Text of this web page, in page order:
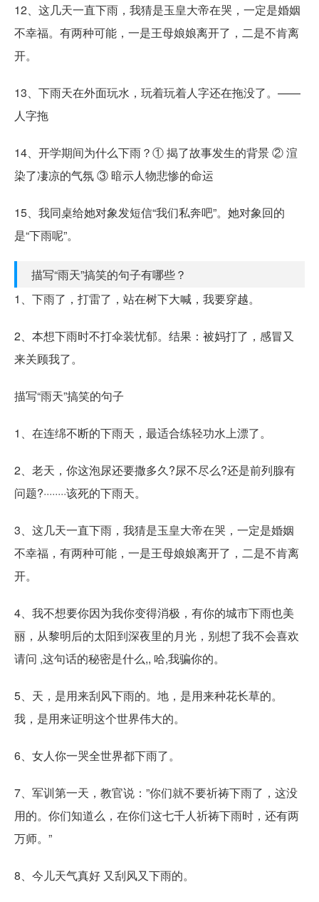
12、这几天一直下雨，我猜是玉皇大帝在哭，一定是婚姻
不幸福。有两种可能，一是王母娘娘离开了，二是不肯离
开。
13、下雨天在外面玩水，玩着玩着人字还在拖没了。——
人字拖
14、开学期间为什么下雨？① 揭了故事发生的背景 ② 渲
染了凄凉的气氛 ③ 暗示人物悲惨的命运
15、我同桌给她对象发短信“我们私奔吧”。她对象回的
是“下雨呢”。
描写“雨天”搞笑的句子有哪些？
1、下雨了，打雷了，站在树下大喊，我要穿越。
2、本想下雨时不打伞装忧郁。结果：被妈打了，感冒又
来关顾我了。
描写“雨天”搞笑的句子
1、在连绵不断的下雨天，最适合练轻功水上漂了。
2、老天，你这泡尿还要撒多久?尿不尽么?还是前列腺有
问题?········该死的下雨天。
3、这几天一直下雨，我猜是玉皇大帝在哭，一定是婚姻
不幸福，有两种可能，一是王母娘娘离开了，二是不肯离
开。
4、我不想要你因为我你变得消极，有你的城市下雨也美
丽，从黎明后的太阳到深夜里的月光，别想了我不会喜欢
请问 ,这句话的秘密是什么,, 哈,我骗你的。
5、天，是用来刮风下雨的。地，是用来种花长草的。
我，是用来证明这个世界伟大的。
6、女人你一哭全世界都下雨了。
7、军训第一天，教官说：”你们就不要祈祷下雨了，这没
用的。你们知道么，在你们这七千人祈祷下雨时，还有两
万师。”
8、今儿天气真好 又刮风又下雨的。